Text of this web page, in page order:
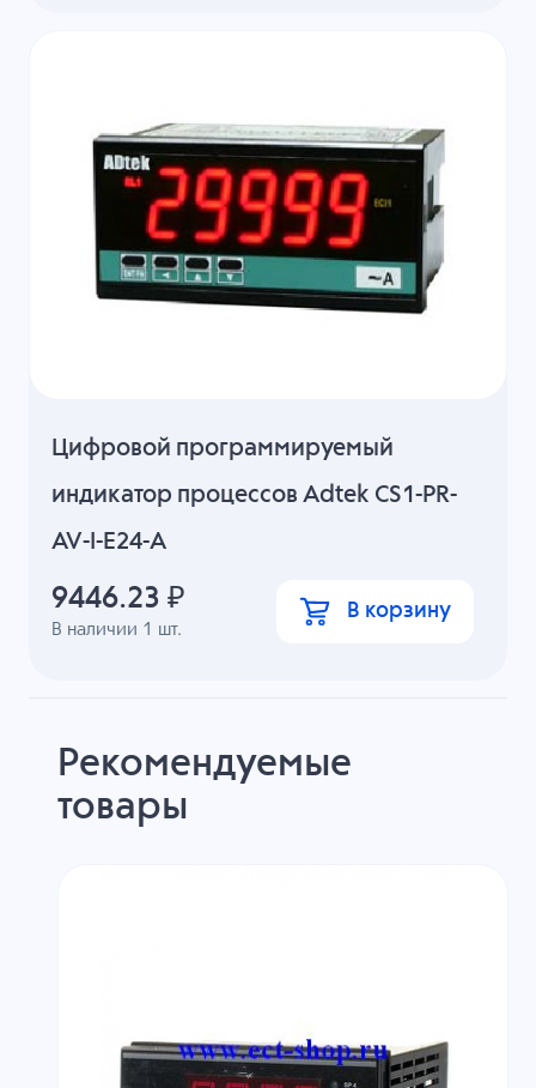
Цифровой программируемый
индикатор процессов Adtek CS1-PR-
AV-I-E24-A
В наличии 1 шт.
9446.23 ₽ В корзину
Рекомендуемые
товары